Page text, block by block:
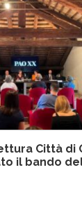
Città di
il bando